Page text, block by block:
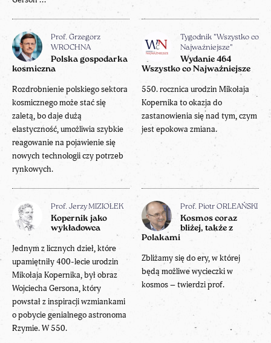
Prof. Grzegorz
WROCHNA
Polska gospodarka
kosmiczna
Rozdrobnienie polskiego sektora
kosmicznego może stać się
zaletą, bo daje dużą
elastyczność, umożliwia szybkie
reagowanie na pojawienie się
nowych technologii czy potrzeb
rynkowych.
Tygodnik "Wszystko co
Najważniejsze"
Wydanie 464
Wszystko co Najważniejsze
550. rocznica urodzin Mikołaja
Kopernika to okazja do
zastanowienia się nad tym, czym
jest epokowa zmiana.
Prof. Jerzy MIZIOŁEK
Kopernik jako
wykładowca
Jednym z licznych dzieł, które
upamiętniły 400-lecie urodzin
Mikołaja Kopernika, był obraz
Wojciecha Gersona, który
powstał z inspiracji wzmiankami
o pobycie genialnego astronoma
Rzymie. W 550.
Prof. Piotr ORLEAŃSKI
Kosmos coraz
bliżej, także z
Polakami
Zbliżamy się do ery, w której
będą możliwe wycieczki w
kosmos – twierdzi prof.